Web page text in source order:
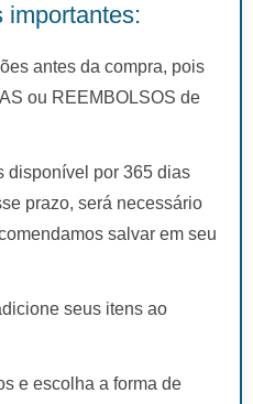
importantes:
antes da compra, pois
ou REEMBOLSOS de
disponível por 365 dias
prazo, será necessário
salvar em seu
seus itens ao
e escolha a forma de